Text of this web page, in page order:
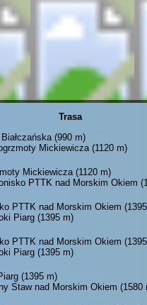
Trasa
(990 m)
Mickiewicza (1120 m)
Mickiewicza (1120 m)
PTTK nad Morskim Okiem
PTTK nad Morskim Okiem
Piarg (1395 m)
PTTK nad Morskim Okiem
Piarg (1395 m)
(1395 m)
Staw nad Morskim Okiem (1580